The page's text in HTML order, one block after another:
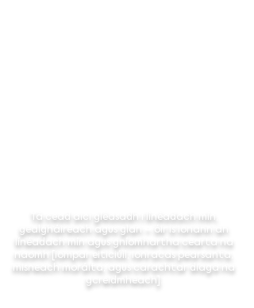
Tá cead aici gléasadh i línéadach mín,
gealgháireach agus glan – óir is ionann an
línéadach mín agus gníomhartha cearta na
naomh [iompar eiticiúil, ionracas pearsanta,
misneach morálta, agus carachtar diaga na
gcreidmheach].